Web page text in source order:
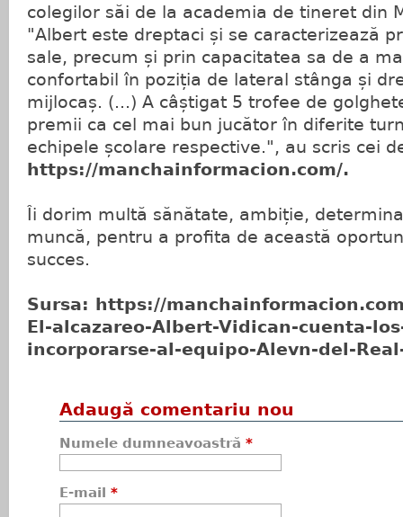
colegilor săi de la academia de tineret din
"Albert este dreptaci și se caracterizează
sale, precum și prin capacitatea sa de a
confortabil în poziția de lateral stânga și
mijlocaș. (...) A câștigat 5 trofee de
premii ca cel mai bun jucător în diferite
echipele școlare respective.", au scris cei
https://manchainformacion.com/.
Îi dorim multă sănătate, ambiție,
muncă, pentru a profita de această
succes.
Sursa: https://
El-alcazareo-Albert-Vidican-cuenta-
incorporarse-al-equipo-Alevn-del-
Adaugă comentariu nou
Numele dumneavoastră *
E-mail *